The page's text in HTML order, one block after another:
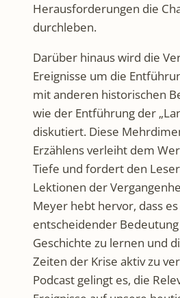
Herausforderungen die
durchleben.
Darüber hinaus wird die
Ereignisse um die
mit anderen historischen
wie der Entführung der
diskutiert. Diese
Erzählens verleiht dem
Tiefe und fordert den
Lektionen der
Meyer hebt hervor, dass es
entscheidender
Geschichte zu lernen und
Zeiten der Krise aktiv zu
Podcast gelingt es, die